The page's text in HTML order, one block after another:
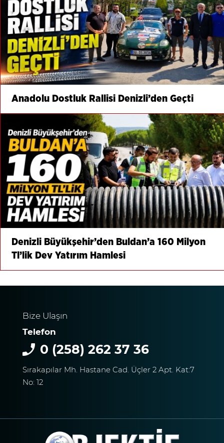
Anadolu Dostluk Rallisi Denizli’den Geçti
Denizli Büyükşehir’den Buldan’a 160 Milyon
Tl’lik Dev Yatırım Hamlesi
Bize Ulaşın
Telefon
0 (258) 262 37 36
Sırakapılar Mh. Hastane Cad. Üçler 2 Apt. Kat:7
No: 12